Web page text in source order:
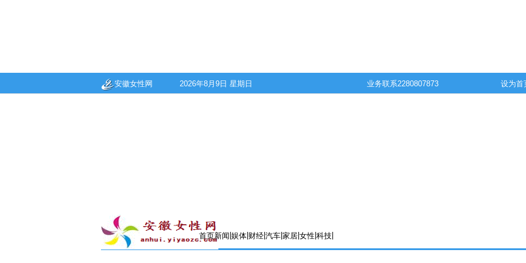
安徽女性网 2026年8月9日 星期日 业务联系2280807873 设为首
首页新闻 娱体 财经 汽车 家居 女性 科技